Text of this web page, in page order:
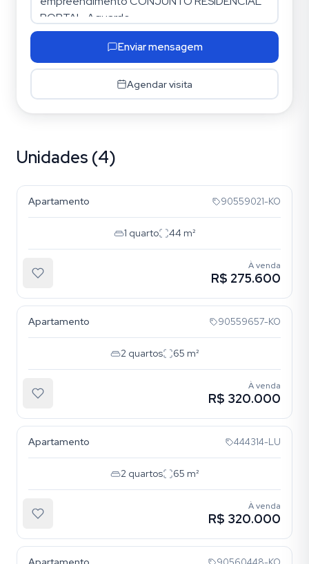
Enviar mensagem
Agendar visita
Unidades (4)
Tristeza
Apartamento 90559021-KO
1 quarto 44 m²
À venda
R$ 275.600
Apartamento 90559657-KO
2 quartos 65 m²
À venda
R$ 320.000
Apartamento 444314-LU
2 quartos 65 m²
À venda
R$ 320.000